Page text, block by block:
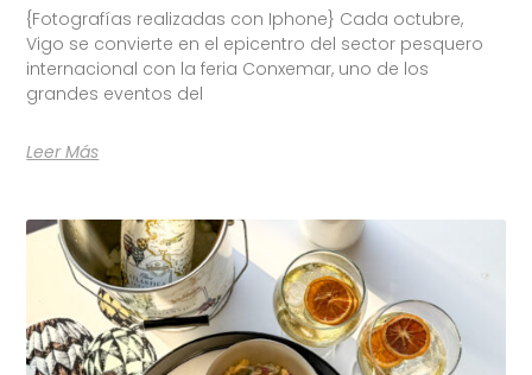
{Fotografías realizadas con Iphone} Cada octubre,
Vigo se convierte en el epicentro del sector pesquero
internacional con la feria Conxemar, uno de los
grandes eventos del
Leer Más